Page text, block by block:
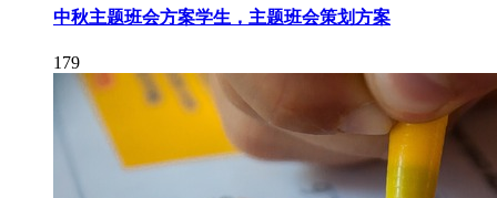
中秋主题班会方案学生，主题班会策划方案
179